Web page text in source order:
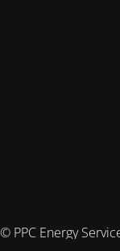
© PPC Energy